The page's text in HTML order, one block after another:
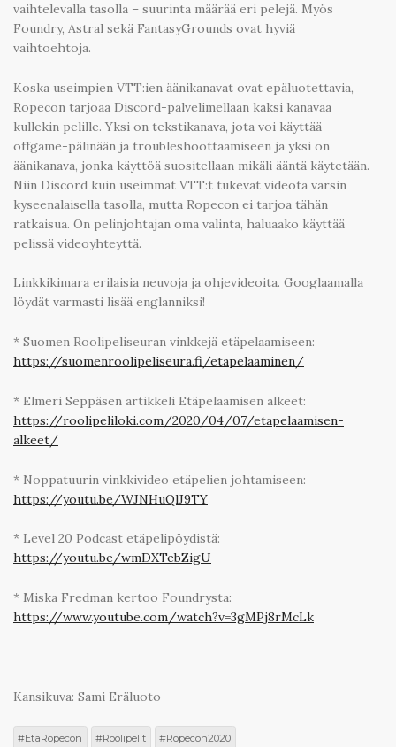
vaihtelevalla tasolla – suurinta määrää eri pelejä. Myös
Foundry, Astral sekä FantasyGrounds ovat hyviä
vaihtoehtoja.
Koska useimpien VTT:ien äänikanavat ovat epäluotettavia,
Ropecon tarjoaa Discord-palvelimellaan kaksi kanavaa
kullekin pelille. Yksi on tekstikanava, jota voi käyttää
offgame-pälinään ja troubleshoottaamiseen ja yksi on
äänikanava, jonka käyttöä suositellaan mikäli ääntä käytetään.
Niin Discord kuin useimmat VTT:t tukevat videota varsin
kyseenalaisella tasolla, mutta Ropecon ei tarjoa tähän
ratkaisua. On pelinjohtajan oma valinta, haluaako käyttää
pelissä videoyhteyttä.
Linkkikimara erilaisia neuvoja ja ohjevideoita. Googlaamalla
löydät varmasti lisää englanniksi!
* Suomen Roolipeliseuran vinkkejä etäpelaamiseen:
https://suomenroolipeliseura.fi/etapelaaminen/
* Elmeri Seppäsen artikkeli Etäpelaamisen alkeet:
https://roolipeliloki.com/2020/04/07/etapelaamisen-
alkeet/
* Noppatuurin vinkkivideo etäpelien johtamiseen:
https://youtu.be/WJNHuQlJ9TY
* Level 20 Podcast etäpelipöydistä:
https://youtu.be/wmDXTebZigU
* Miska Fredman kertoo Foundrysta:
https://www.youtube.com/watch?v=3gMPj8rMcLk
Kansikuva: Sami Eräluoto
EtäRopecon Roolipelit Ropecon2020